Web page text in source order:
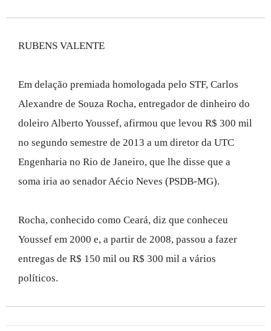
RUBENS VALENTE
Em delação premiada homologada pelo STF, Carlos
Alexandre de Souza Rocha, entregador de dinheiro do
doleiro Alberto Youssef, afirmou que levou R$ 300 mil
no segundo semestre de 2013 a um diretor da UTC
Engenharia no Rio de Janeiro, que lhe disse que a
soma iria ao senador Aécio Neves (PSDB-MG).
Rocha, conhecido como Ceará, diz que conheceu
Youssef em 2000 e, a partir de 2008, passou a fazer
entregas de R$ 150 mil ou R$ 300 mil a vários
políticos.